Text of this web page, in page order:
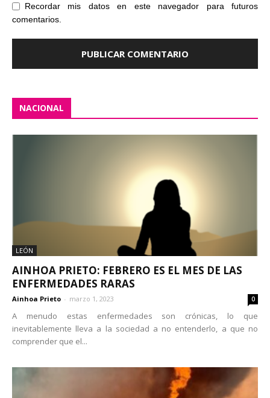
Recordar mis datos en este navegador para futuros
comentarios.
NACIONAL
LEÓN
AINHOA PRIETO: FEBRERO ES EL MES DE LAS
ENFERMEDADES RARAS
Ainhoa Prieto - marzo 1, 2023 0
A menudo estas enfermedades son crónicas, lo que
inevitablemente lleva a la sociedad a no entenderlo, a que no
comprender que el...